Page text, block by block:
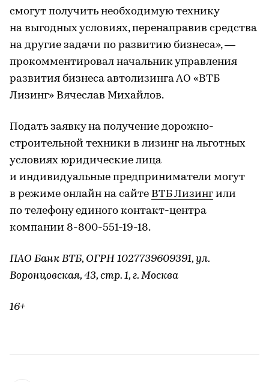
смогут получить необходимую технику
на выгодных условиях, перенаправив средства
на другие задачи по развитию бизнеса», —
прокомментировал начальник управления
развития бизнеса автолизинга АО «ВТБ
Лизинг» Вячеслав Михайлов.
Подать заявку на получение дорожно-
строительной техники в лизинг на льготных
условиях юридические лица
и индивидуальные предприниматели могут
в режиме онлайн на сайте ВТБ Лизинг или
по телефону единого контакт-центра
компании 8-800-551-19-18.
ПАО Банк ВТБ, ОГРН 1027739609391, ул.
Воронцовская, 43, стр. 1, г. Москва
16+